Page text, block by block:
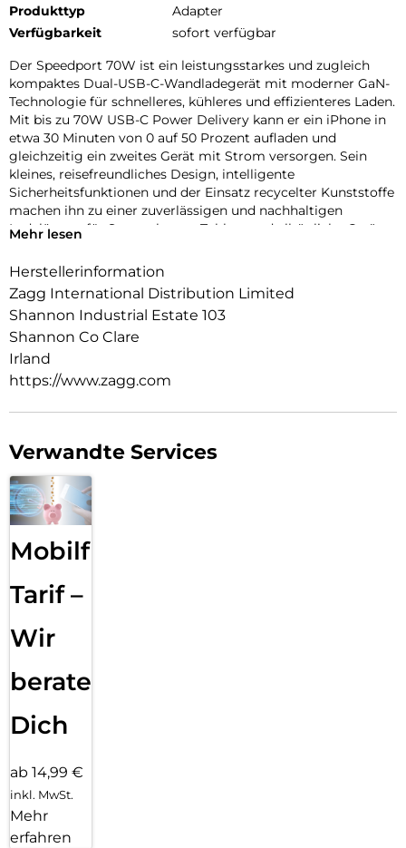
Produkttyp
Adapter
Verfügbarkeit
sofort verfügbar
Der Speedport 70W ist ein leistungsstarkes und zugleich
kompaktes Dual-USB-C-Wandladegerät mit moderner GaN-
Technologie für schnelleres, kühleres und effizienteres Laden.
Mit bis zu 70W USB-C Power Delivery kann er ein iPhone in
etwa 30 Minuten von 0 auf 50 Prozent aufladen und
gleichzeitig ein zweites Gerät mit Strom versorgen. Sein
kleines, reisefreundliches Design, intelligente
Sicherheitsfunktionen und der Einsatz recycelter Kunststoffe
machen ihn zu einer zuverlässigen und nachhaltigen
Ladelösung für Smartphones, Tablets und alltägliche Geräte.
Mehr lesen
Herstellerinformation
Zagg International Distribution Limited
Shannon Industrial Estate 103
Shannon Co Clare
Irland
https://www.zagg.com
Verwandte Services
Mobilfunk
Tarif –
Wir
beraten
Dich
ab 14,99 €
inkl. MwSt.
Mehr
erfahren